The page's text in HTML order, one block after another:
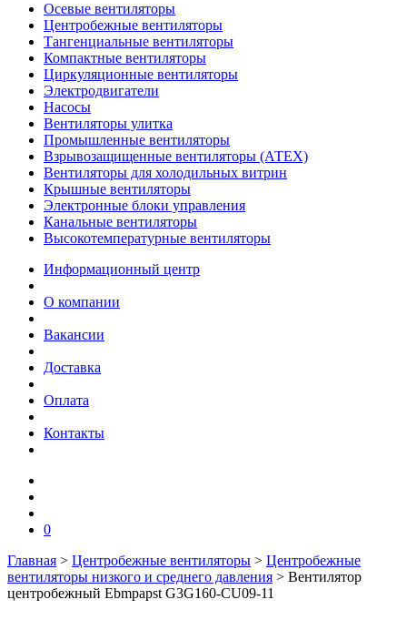
Осевые вентиляторы
Центробежные вентиляторы
Тангенциальные вентиляторы
Компактные вентиляторы
Циркуляционные вентиляторы
Электродвигатели
Насосы
Вентиляторы улитка
Промышленные вентиляторы
Взрывозащищенные вентиляторы (АТЕХ)
Вентиляторы для холодильных витрин
Крышные вентиляторы
Электронные блоки управления
Канальные вентиляторы
Высокотемпературные вентиляторы
Информационный центр
О компании
Вакансии
Доставка
Оплата
Контакты
0
Главная > Центробежные вентиляторы > Центробежные
вентиляторы низкого и среднего давления > Вентилятор
центробежный Ebmpapst G3G160-CU09-11